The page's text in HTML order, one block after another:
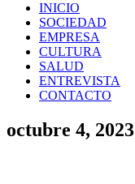
INICIO
SOCIEDAD
EMPRESA
CULTURA
SALUD
ENTREVISTA
CONTACTO
octubre 4, 2023